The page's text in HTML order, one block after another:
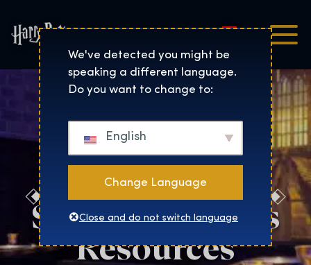
Harry Potter™: The
Magyar
São Paulo Press
Resources
We've detected you might be
speaking a different language.
Do you want to change to:
English
Change Language
Close and do not switch language